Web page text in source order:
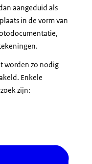
aangeduid als
in de vorm van
worden zo nodig
Enkele
zijn: